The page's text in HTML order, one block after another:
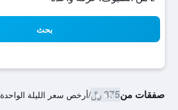
بحث
صفقات من375 ﷼ /أرخص سعر الليلة الواحدة